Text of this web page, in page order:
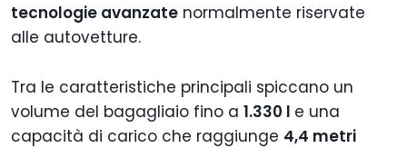
tecnologie avanzate normalmente riservate
alle autovetture.
Tra le caratteristiche principali spiccano un
volume del bagagliaio fino a 1.330 l e una
capacità di carico che raggiunge 4,4 metri